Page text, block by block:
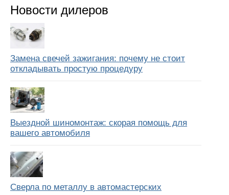
Новости дилеров
Замена свечей зажигания: почему не стоит
откладывать простую процедуру
Выездной шиномонтаж: скорая помощь для
вашего автомобиля
Сверла по металлу в автомастерских